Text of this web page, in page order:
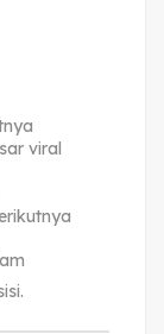
viral